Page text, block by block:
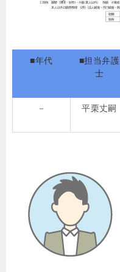
■年代
■担当弁護
士
－
平栗丈嗣